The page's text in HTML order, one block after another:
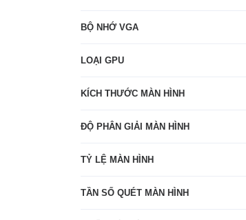
BỘ NHỚ VGA
LOẠI GPU
KÍCH THƯỚC MÀN HÌNH
ĐỘ PHÂN GIẢI MÀN HÌNH
TỶ LỆ MÀN HÌNH
TẦN SỐ QUÉT MÀN HÌNH